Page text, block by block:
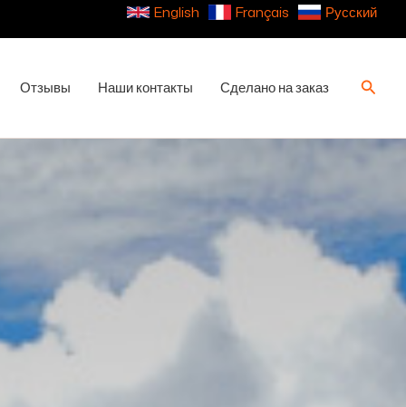
English Français Русский
Отзывы Наши контакты Сделано на заказ Поиск